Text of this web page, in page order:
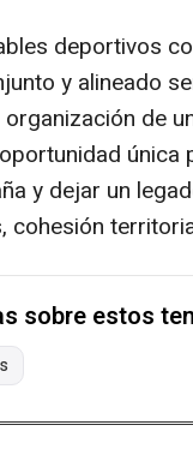
deportivos
y alineado
de
y dejar un
cohesión
sobre estos